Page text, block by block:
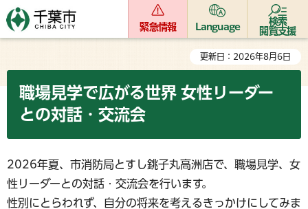
緊急情報 Language
検索
閲覧支援
更新日：2026年8月6日
職場見学で広がる世界 女性リーダー
との対話・交流会
2026年夏、市消防局とすし銚子丸高洲店で、職場見学、女
性リーダーとの対話・交流会を行います。
性別にとらわれず、自分の将来を考えるきっかけにしてみま